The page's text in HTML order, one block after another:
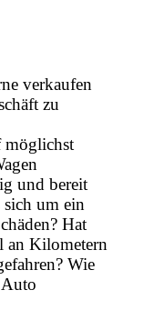
verkaufen
zu
möglichst
und bereit
um ein
Hat
an Kilometern
Wie